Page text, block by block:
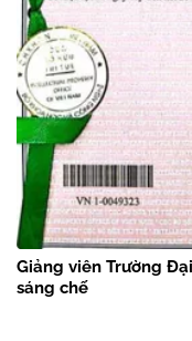
Giảng viên Trường
sáng chế